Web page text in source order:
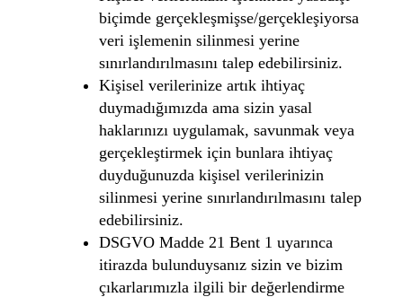
biçimde gerçekleşmişse/gerçekleşiyorsa
veri işlemenin silinmesi yerine
sınırlandırılmasını talep edebilirsiniz.
Kişisel verilerinize artık ihtiyaç
duymadığımızda ama sizin yasal
haklarınızı uygulamak, savunmak veya
gerçekleştirmek için bunlara ihtiyaç
duyduğunuzda kişisel verilerinizin
silinmesi yerine sınırlandırılmasını talep
edebilirsiniz.
DSGVO Madde 21 Bent 1 uyarınca
itirazda bulunduysanız sizin ve bizim
çıkarlarımızla ilgili bir değerlendirme